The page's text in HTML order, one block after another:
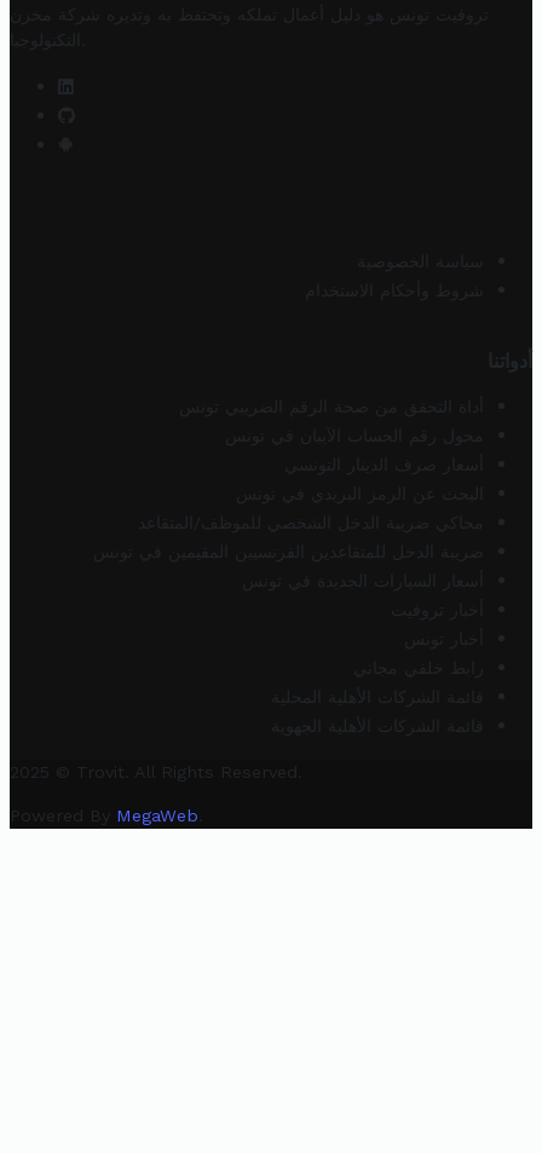
تروفيت تونس هو دليل أعمال تملكه وتحتفظ به وتديره
شركة مخزن
التكنولوجيا
سياسة الخصوصية
شروط وأحكام الاستخدام
أدواتنا
أداة التحقق من صحة الرقم الضريبي تونس
محول رقم الحساب الآيبان في تونس
أسعار صرف الدينار التونسي
البحث عن الرمز البريدي في تونس
محاكي ضريبة الدخل الشخصي للموظف/المتقاعد
ضريبة الدخل للمتقاعدين الفرنسيين المقيمين في تونس
أسعار السيارات الجديدة في تونس
أخبار تروفيت
أخبار تونس
رابط خلفي مجاني
قائمة الشركات الأهلية المحلية
قائمة الشركات الأهلية الجهوية
2025 © Trovit. All Rights Reserved.
Powered By MegaWeb